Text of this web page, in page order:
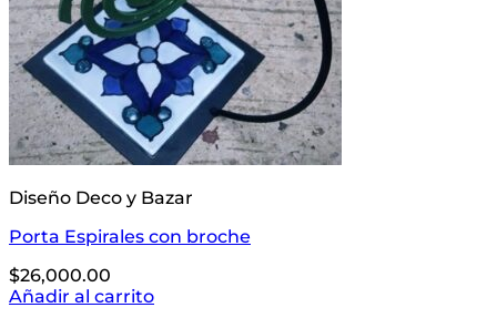
Diseño Deco y Bazar
Porta Espirales con broche
$26,000.00
Añadir al carrito